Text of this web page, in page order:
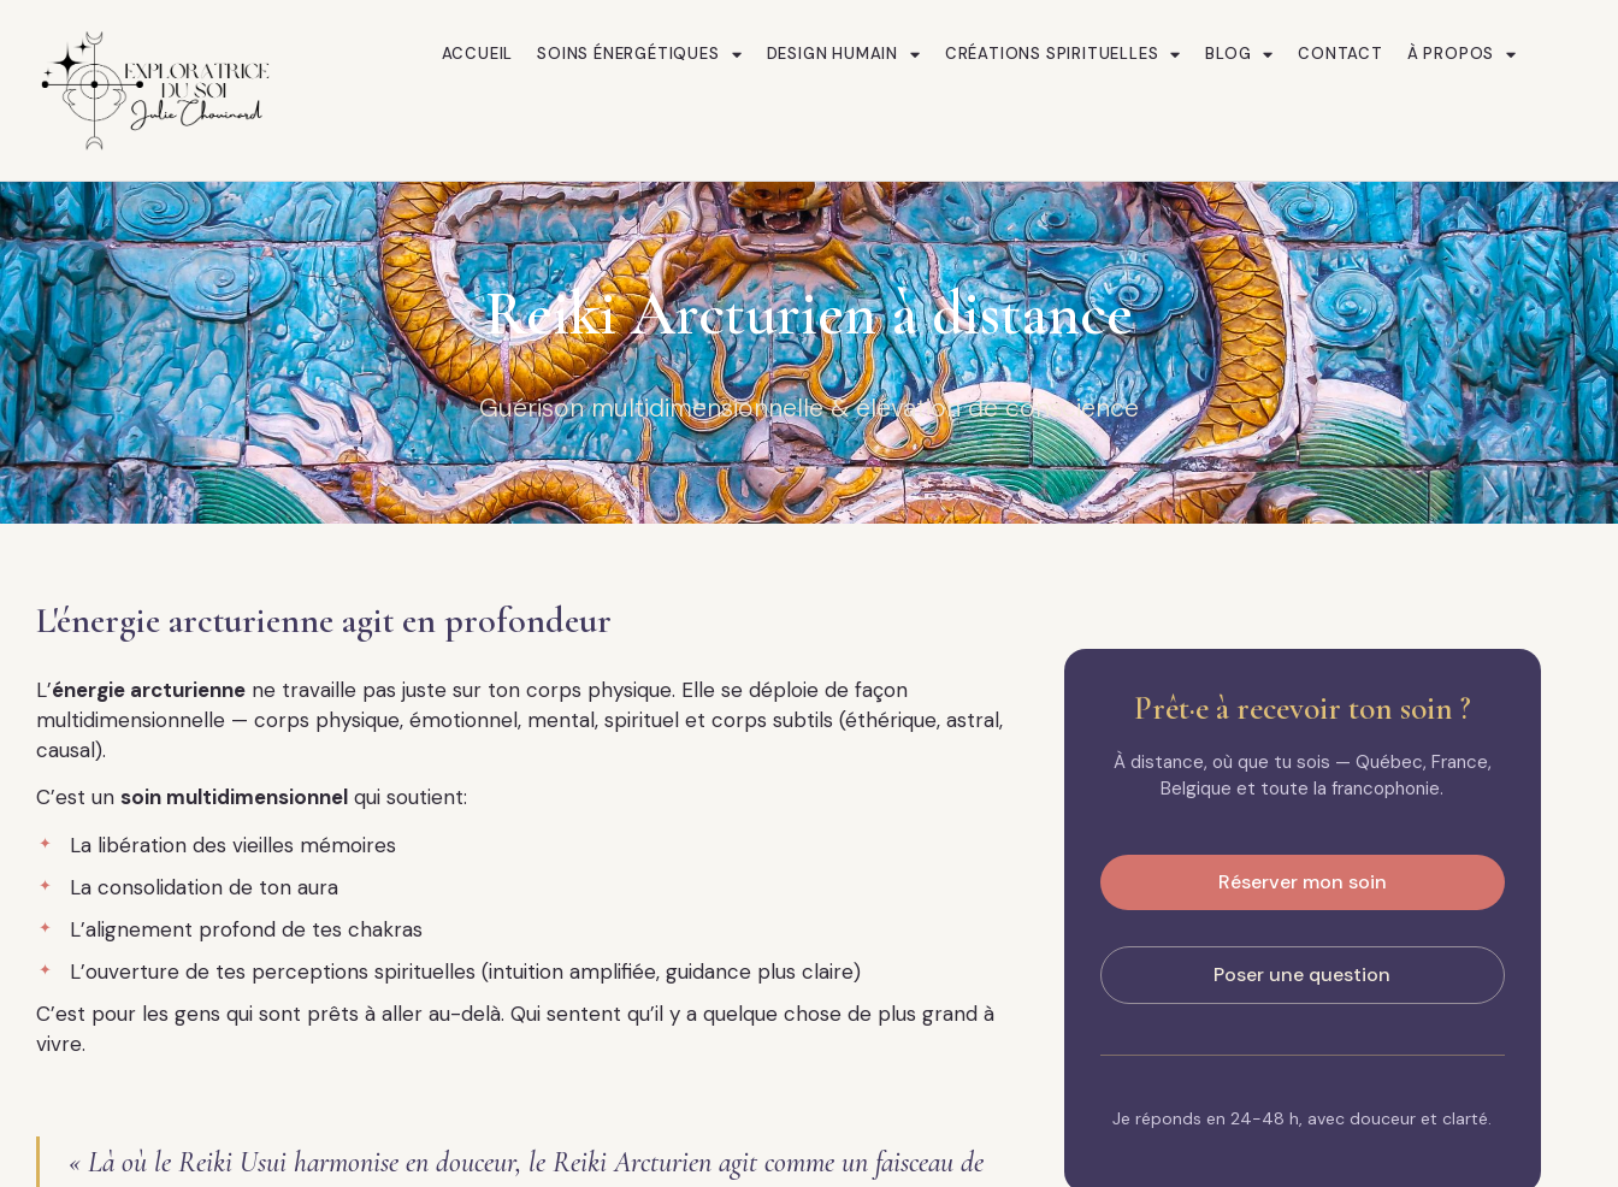
ACCUEIL SOINS ÉNERGÉTIQUES DESIGN HUMAIN CRÉATIONS SPIRITUELLES BLOG CONTACT À PROPOS
Reiki Arcturien à distance
Guérison multidimensionnelle & élévation de conscience
L'énergie arcturienne agit en profondeur
L’énergie arcturienne ne travaille pas juste sur ton corps physique. Elle se déploie de façon
multidimensionnelle — corps physique, émotionnel, mental, spirituel et corps subtils (éthérique, astral,
causal).
C’est un soin multidimensionnel qui soutient:
La libération des vieilles mémoires
La consolidation de ton aura
L’alignement profond de tes chakras
L’ouverture de tes perceptions spirituelles (intuition amplifiée, guidance plus claire)
C’est pour les gens qui sont prêts à aller au-delà. Qui sentent qu’il y a quelque chose de plus grand à
vivre.
« Là où le Reiki Usui harmonise en douceur, le Reiki Arcturien agit comme un faisceau de
Prêt·e à recevoir ton soin ?
À distance, où que tu sois — Québec, France,
Belgique et toute la francophonie.
Réserver mon soin
Poser une question
Je réponds en 24-48 h, avec douceur et clarté.